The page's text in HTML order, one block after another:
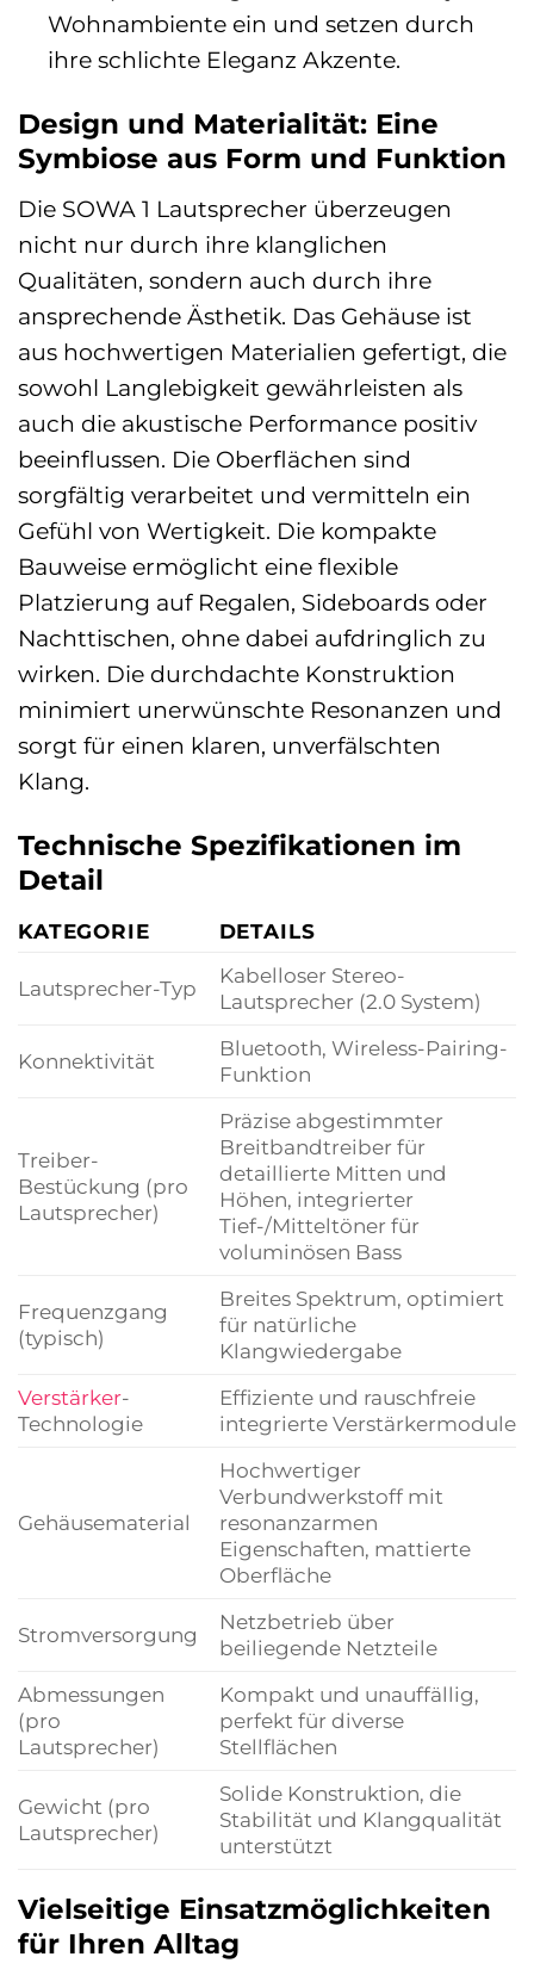
Wohnambiente ein und setzen durch
ihre schlichte Eleganz Akzente.
Design und Materialität: Eine
Symbiose aus Form und Funktion
Die SOWA 1 Lautsprecher überzeugen
nicht nur durch ihre klanglichen
Qualitäten, sondern auch durch ihre
ansprechende Ästhetik. Das Gehäuse ist
aus hochwertigen Materialien gefertigt, die
sowohl Langlebigkeit gewährleisten als
auch die akustische Performance positiv
beeinflussen. Die Oberflächen sind
sorgfältig verarbeitet und vermitteln ein
Gefühl von Wertigkeit. Die kompakte
Bauweise ermöglicht eine flexible
Platzierung auf Regalen, Sideboards oder
Nachttischen, ohne dabei aufdringlich zu
wirken. Die durchdachte Konstruktion
minimiert unerwünschte Resonanzen und
sorgt für einen klaren, unverfälschten
Klang.
Technische Spezifikationen im
Detail
KATEGORIE DETAILS
Lautsprecher-Typ
Kabelloser Stereo-
Lautsprecher (2.0 System)
Konnektivität
Bluetooth, Wireless-Pairing-
Funktion
Treiber-
Bestückung (pro
Lautsprecher)
Präzise abgestimmter
Breitbandtreiber für
detaillierte Mitten und
Höhen, integrierter
Tief-/Mitteltöner für
voluminösen Bass
Frequenzgang
(typisch)
Breites Spektrum, optimiert
für natürliche
Klangwiedergabe
Verstärker-
Technologie
Effiziente und rauschfreie
integrierte Verstärkermodule
Gehäusematerial
Hochwertiger
Verbundwerkstoff mit
resonanzarmen
Eigenschaften, mattierte
Oberfläche
Stromversorgung
Netzbetrieb über
beiliegende Netzteile
Abmessungen
(pro
Lautsprecher)
Kompakt und unauffällig,
perfekt für diverse
Stellflächen
Gewicht (pro
Lautsprecher)
Solide Konstruktion, die
Stabilität und Klangqualität
unterstützt
Vielseitige Einsatzmöglichkeiten
für Ihren Alltag